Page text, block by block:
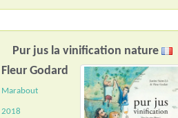
Pur jus la vinification nature
Fleur Godard
Marabout
2018